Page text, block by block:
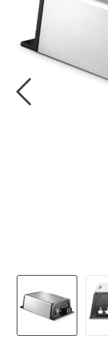
VVS
Motor/Styring
Nyheter